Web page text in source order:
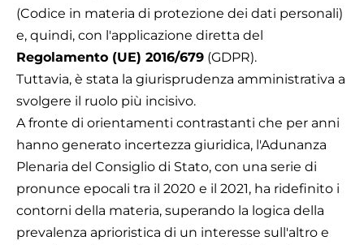
(Codice in materia di protezione dei dati personali)
e, quindi, con l'applicazione diretta del
Regolamento (UE) 2016/679 (GDPR).
Tuttavia, è stata la giurisprudenza amministrativa a
svolgere il ruolo più incisivo.
A fronte di orientamenti contrastanti che per anni
hanno generato incertezza giuridica, l'Adunanza
Plenaria del Consiglio di Stato, con una serie di
pronunce epocali tra il 2020 e il 2021, ha ridefinito i
contorni della materia, superando la logica della
prevalenza aprioristica di un interesse sull'altro e